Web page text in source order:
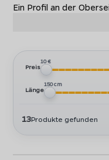
Ein Profil an der
Preis
10 €
Länge
150 cm
13Produkte gefunden